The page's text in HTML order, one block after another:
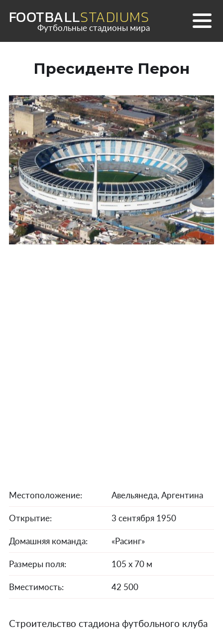
FOOTBALLSTADIUMS
Футбольные стадионы мира
Пресиденте Перон
Местоположение: Авельянеда, Аргентина
Открытие: 3 сентября 1950
Домашняя команда: «Расинг»
Размеры поля: 105 х 70 м
Вместимость: 42 500
Строительство стадиона футбольного клуба